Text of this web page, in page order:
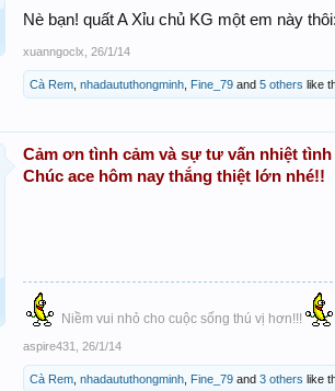
Nè bạn! quất A Xỉu chủ KG một em này thôi:
xuanngoclx 26/1/14
Cà Rem nhadaututhongminh Fine_79 and 5 others like
Cảm ơn tình cảm và sự tư vấn nhiệt
Chúc ace hôm nay thắng thiệt lớn nhé!!
Niềm vui nhỏ cho cuộc sống thú vị hơn!!!
aspire431 26/1/14
Cà Rem nhadaututhongminh Fine_79 and 3 others like